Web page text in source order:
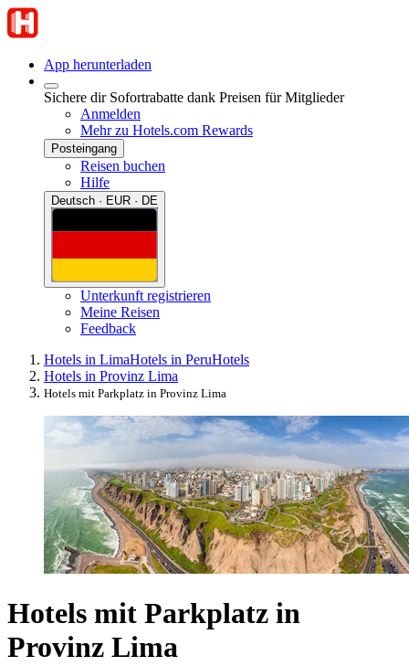
App herunterladen
Sichere dir Sofortrabatte dank Preisen für Mitglieder
Anmelden
Mehr zu Hotels.com Rewards
Posteingang
Reisen buchen
Hilfe
Deutsch · EUR · DE
Unterkunft registrieren
Meine Reisen
Feedback
Hotels in LimaHotels in PeruHotels
Hotels in Provinz Lima
Hotels mit Parkplatz in Provinz Lima
Hotels mit Parkplatz in
Provinz Lima